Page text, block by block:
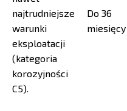
najtrudniejsze
warunki
eksploatacji
(kategoria
korozyjności
C5).
Do 36
miesięcy